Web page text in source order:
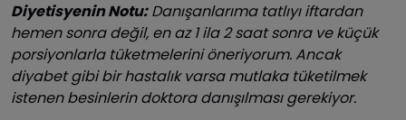
Diyetisyenin Notu:Danışanlarıma tatlıyı iftardan
hemen sonra değil, en az 1 ila 2 saat sonra ve küçük
porsiyonlarla tüketmelerini öneriyorum. Ancak
diyabet gibi bir hastalık varsa mutlaka tüketilmek
istenen besinlerin doktora danışılması gerekiyor.